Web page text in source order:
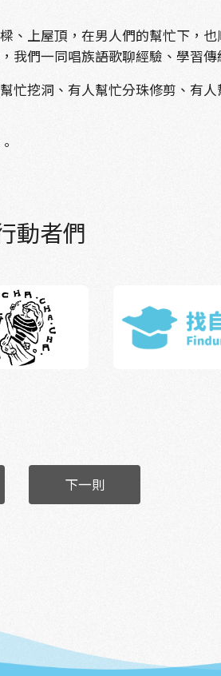
、上屋頂，在男人們的幫忙下，
們一同唱族語歌聊經驗、學習傳
忙挖洞、有人幫忙分珠修剪、有
動者們
下一則